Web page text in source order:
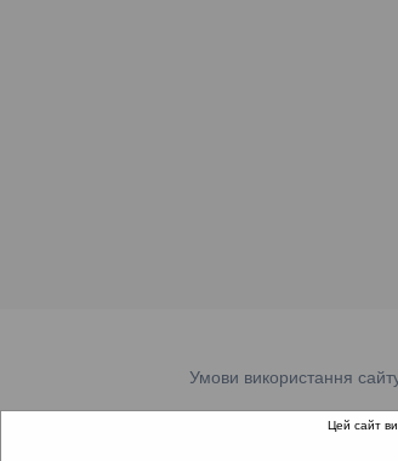
Умови використання
Цей сайт